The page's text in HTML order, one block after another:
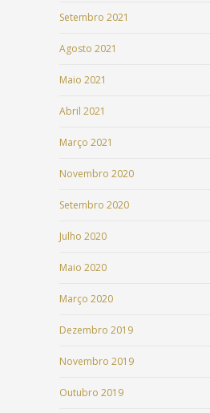
Setembro 2021
Agosto 2021
Maio 2021
Abril 2021
Março 2021
Novembro 2020
Setembro 2020
Julho 2020
Maio 2020
Março 2020
Dezembro 2019
Novembro 2019
Outubro 2019